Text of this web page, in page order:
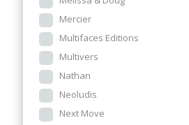
Mercier
Multifaces Editions
Multivers
Nathan
Neoludis
Next Move